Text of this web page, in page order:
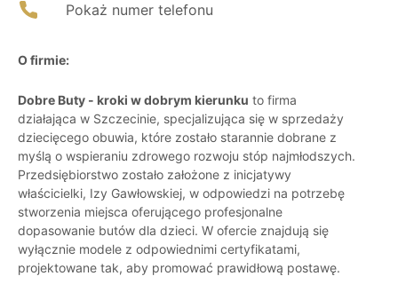
Pokaż numer telefonu
O firmie:
Dobre Buty - kroki w dobrym kierunku to firma
działająca w Szczecinie, specjalizująca się w sprzedaży
dziecięcego obuwia, które zostało starannie dobrane z
myślą o wspieraniu zdrowego rozwoju stóp najmłodszych.
Przedsiębiorstwo zostało założone z inicjatywy
właścicielki, Izy Gawłowskiej, w odpowiedzi na potrzebę
stworzenia miejsca oferującego profesjonalne
dopasowanie butów dla dzieci. W ofercie znajdują się
wyłącznie modele z odpowiednimi certyfikatami,
projektowane tak, aby promować prawidłową postawę.